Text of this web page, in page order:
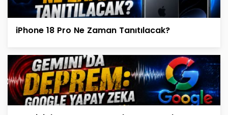
iPhone 18 Pro Ne Zaman Tanıtılacak?